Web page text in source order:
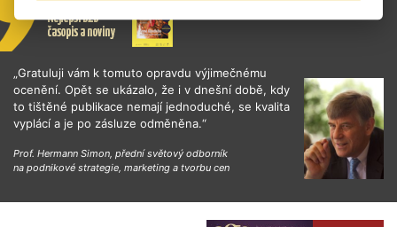
„Gratuluji vám k tomuto opravdu výjimečnému
ocenění. Opět se ukázalo, že i v dnešní době, kdy
to tištěné publikace nemají jednoduché, se kvalita
vyplácí a je po zásluze odměněna.“
Prof. Hermann Simon, přední světový odborník
na podnikové strategie, marketing a tvorbu cen